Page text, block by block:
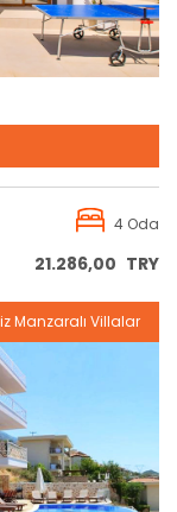
4 Oda
21.286,00 TRY
Manzaralı Villalar